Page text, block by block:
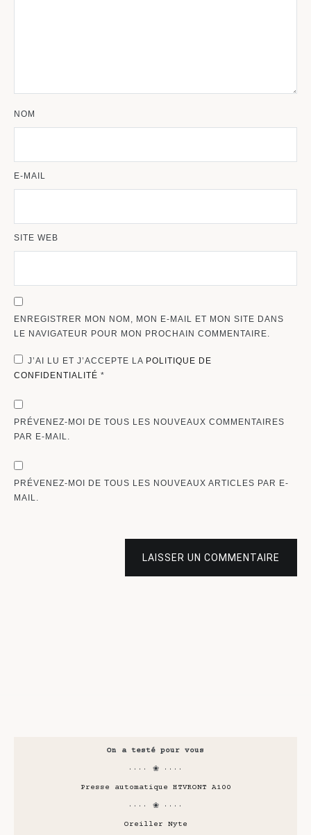
NOM
E-MAIL
SITE WEB
ENREGISTRER MON NOM, MON E-MAIL ET MON SITE DANS
LE NAVIGATEUR POUR MON PROCHAIN COMMENTAIRE.
J’AI LU ET J’ACCEPTE LA POLITIQUE DE
CONFIDENTIALITÉ *
PRÉVENEZ-MOI DE TOUS LES NOUVEAUX COMMENTAIRES
PAR E-MAIL.
PRÉVENEZ-MOI DE TOUS LES NOUVEAUX ARTICLES PAR E-
MAIL.
LAISSER UN COMMENTAIRE
On a testé pour vous
···· ❀ ····
Presse automatique HTVRONT A100
···· ❀ ····
Oreiller Nyte